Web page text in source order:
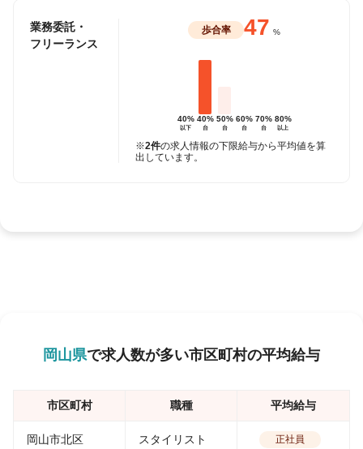
業務委託・
フリーランス
歩合率 47 %
40%
以下
40%
台
50%
台
60%
台
70%
台
80%
以上
※2件の求人情報の下限給与から平均値を算
出しています。
岡山県で求人数が多い市区町村の平均給与
市区町村 職種 平均給与
岡山市北区 スタイリスト 正社員